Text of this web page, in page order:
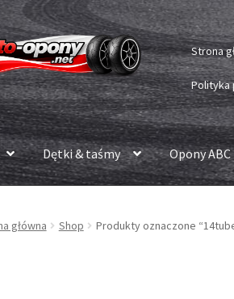
Strona
Polityka
Dętki & taśmy Opony ABC
główna Shop Produkty oznaczone